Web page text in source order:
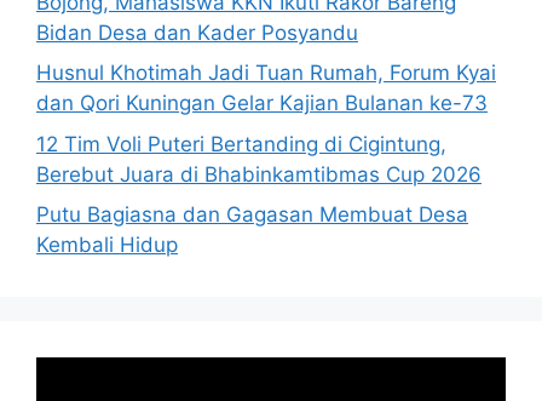
Bidan Desa dan Kader Posyandu
Husnul Khotimah Jadi Tuan Rumah, Forum Kyai
dan Qori Kuningan Gelar Kajian Bulanan ke-73
12 Tim Voli Puteri Bertanding di Cigintung,
Berebut Juara di Bhabinkamtibmas Cup 2026
Putu Bagiasna dan Gagasan Membuat Desa
Kembali Hidup